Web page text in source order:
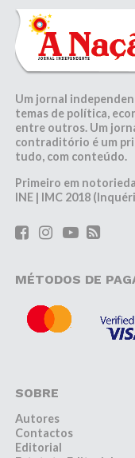
Um jornal
temas de política,
entre outros. Um
contraditório é um
tudo, com conteúdo.
Primeiro em
INE | IMC 2018
MÉTODOS DE
SOBRE
Autores
Contactos
Editorial